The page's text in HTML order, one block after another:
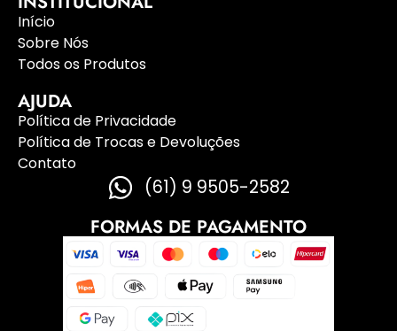
Início
Sobre Nós
Todos os Produtos
AJUDA
Política de Privacidade
Política de Trocas e Devoluções
Contato
(61) 9 9505-2582
FORMAS DE PAGAMENTO